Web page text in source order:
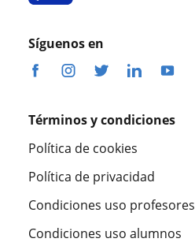
Síguenos en
Términos y condiciones
Política de cookies
Política de privacidad
Condiciones uso profesores
Condiciones uso alumnos